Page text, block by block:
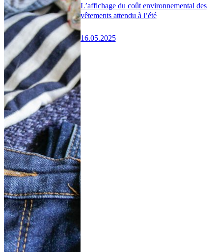
L’affichage du coût environnemental des
vêtements attendu à l’été
16.05.2025